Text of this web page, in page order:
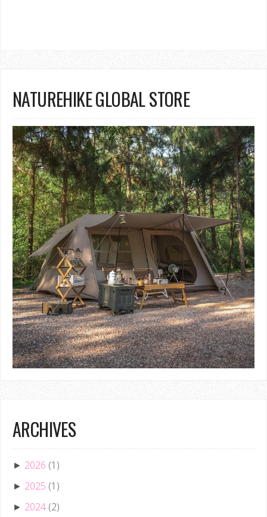
NATUREHIKE GLOBAL STORE
ARCHIVES
► 2026 (1)
► 2025 (1)
► 2024 (2)